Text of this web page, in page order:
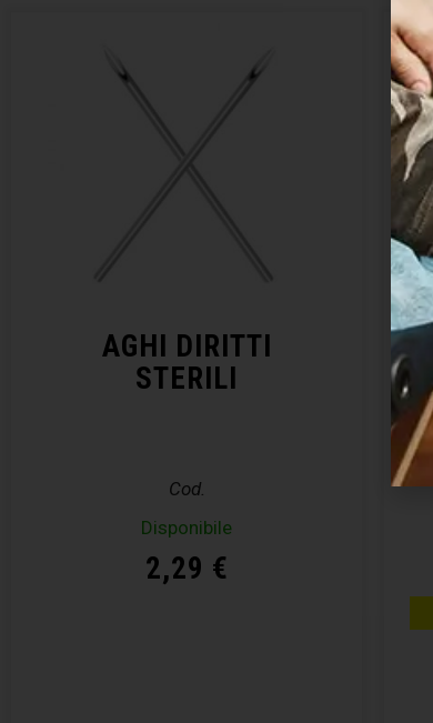
AGHI DIRITTI
STERILI
Cod.
Disponibile
2,29 €